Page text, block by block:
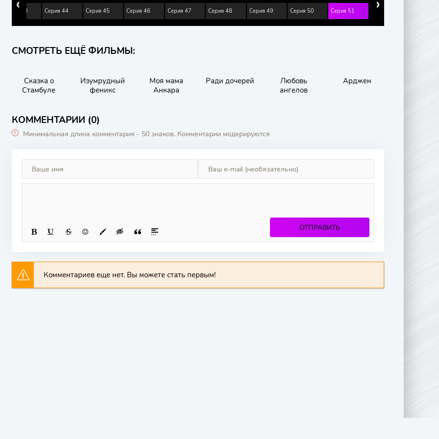
Серия 43 Серия 44 Серия 45 Серия 46 Серия 47 Серия 48 Серия 49 Серия 50 Серия 51
СМОТРЕТЬ ЕЩЁ ФИЛЬМЫ:
Сказка о
Стамбуле
Изумрудный
феникс
Моя мама
Анкара
Ради дочерей
Любовь
ангелов
Арджен
КОММЕНТАРИИ (0)
Минимальная длина комментария - 50 знаков. Комментарии модерируются
ОТПРАВИТЬ
Комментариев еще нет. Вы можете стать первым!